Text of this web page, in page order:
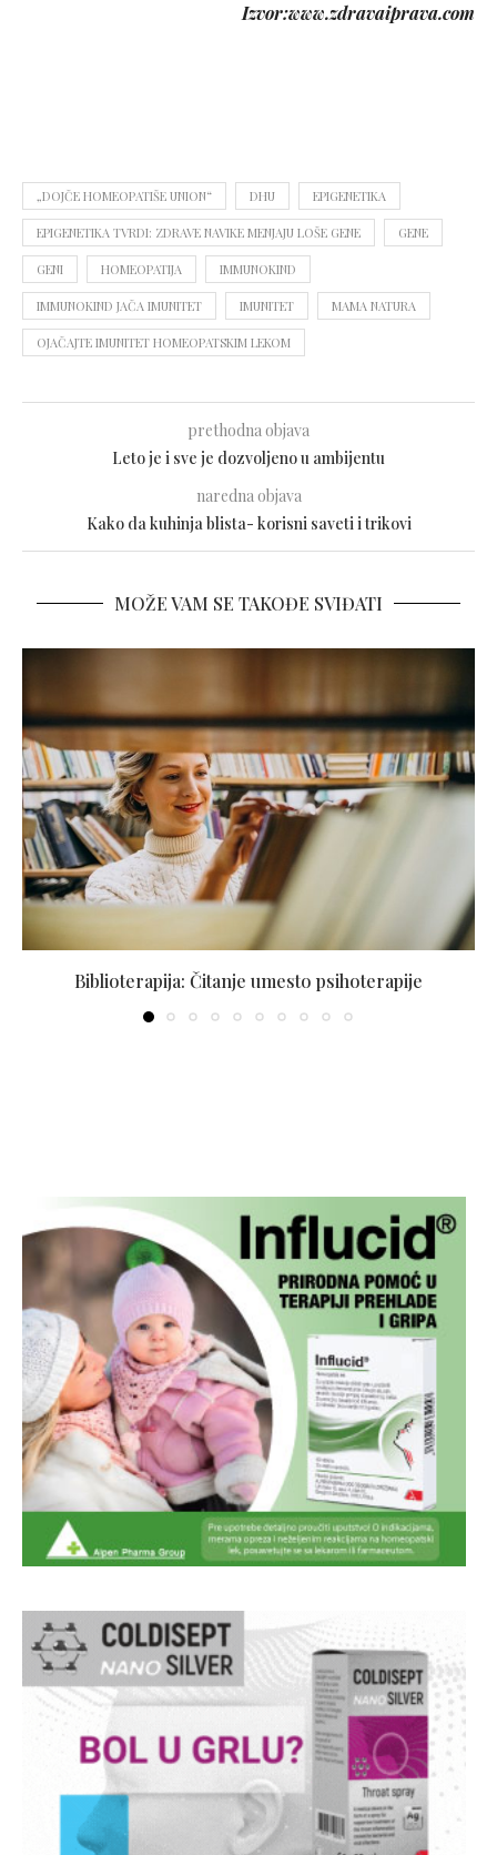
Izvor:www.zdravaiprava.com
„DOJČE HOMEOPATIŠE UNION“ DHU EPIGENETIKA
EPIGENETIKA TVRDI: ZDRAVE NAVIKE MENJAJU LOŠE GENE GENE
GENI HOMEOPATIJA IMMUNOKIND
IMMUNOKIND JAČA IMUNITET IMUNITET MAMA NATURA
OJAČAJTE IMUNITET HOMEOPATSKIM LEKOM
prethodna objava
Leto je i sve je dozvoljeno u ambijentu
naredna objava
Kako da kuhinja blista- korisni saveti i trikovi
MOŽE VAM SE TAKOĐE SVIĐATI
Biblioterapija: Čitanje umesto psihoterapije